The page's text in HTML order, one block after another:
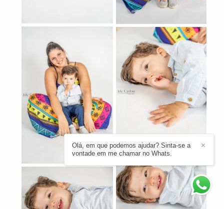
✕
Olá, em que podemos ajudar? Sinta-se a
vontade em me chamar no Whats.